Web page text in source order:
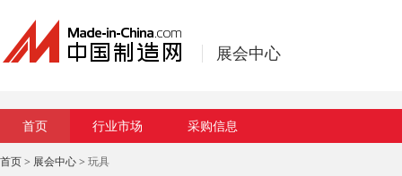
展会中心
首页 行业市场 采购信息
首页> 展会中心> 玩具